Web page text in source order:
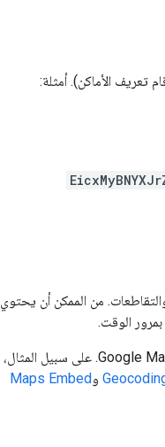
الأماكن). أمثلة:
والتقاطعات. من الممكن أن يحتوي
الوقت.
يمكنك استخدام معرّف المكان نفسه في Places API وعدد من واجهات برمجة تطبيقات Google Maps Platform. على سبيل المثال،
وMaps Embed